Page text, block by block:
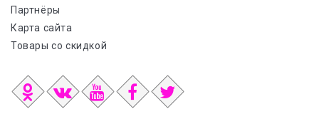
Партнёры
Карта сайта
Товары со скидкой